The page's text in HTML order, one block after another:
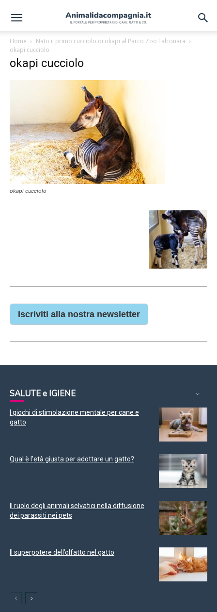
Home
Nato il primo cucciolo di okapi al Parco Zoo Falconara
okapi cucciolo
okapi cucciolo
okapi cucciolo
Iscriviti alla nostra newsletter
SALUTE e IGIENE
I giochi di stimolazione mentale per cane e
gatto
Qual è l’età giusta per adottare un gatto?
Il ruolo degli animali selvatici nella diffusione
dei parassiti nei pets
Il superpotere dell’olfatto nel gatto